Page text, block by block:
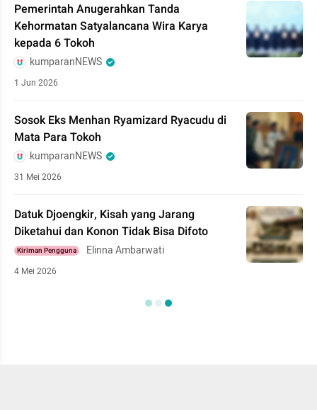
Pemerintah Anugerahkan Tanda
Kehormatan Satyalancana Wira Karya
kepada 6 Tokoh
kumparanNEWS
1 Jun 2026
Sosok Eks Menhan Ryamizard Ryacudu di
Mata Para Tokoh
kumparanNEWS
31 Mei 2026
Datuk Djoengkir, Kisah yang Jarang
Diketahui dan Konon Tidak Bisa Difoto
Kiriman Pengguna Elinna Ambarwati
4 Mei 2026